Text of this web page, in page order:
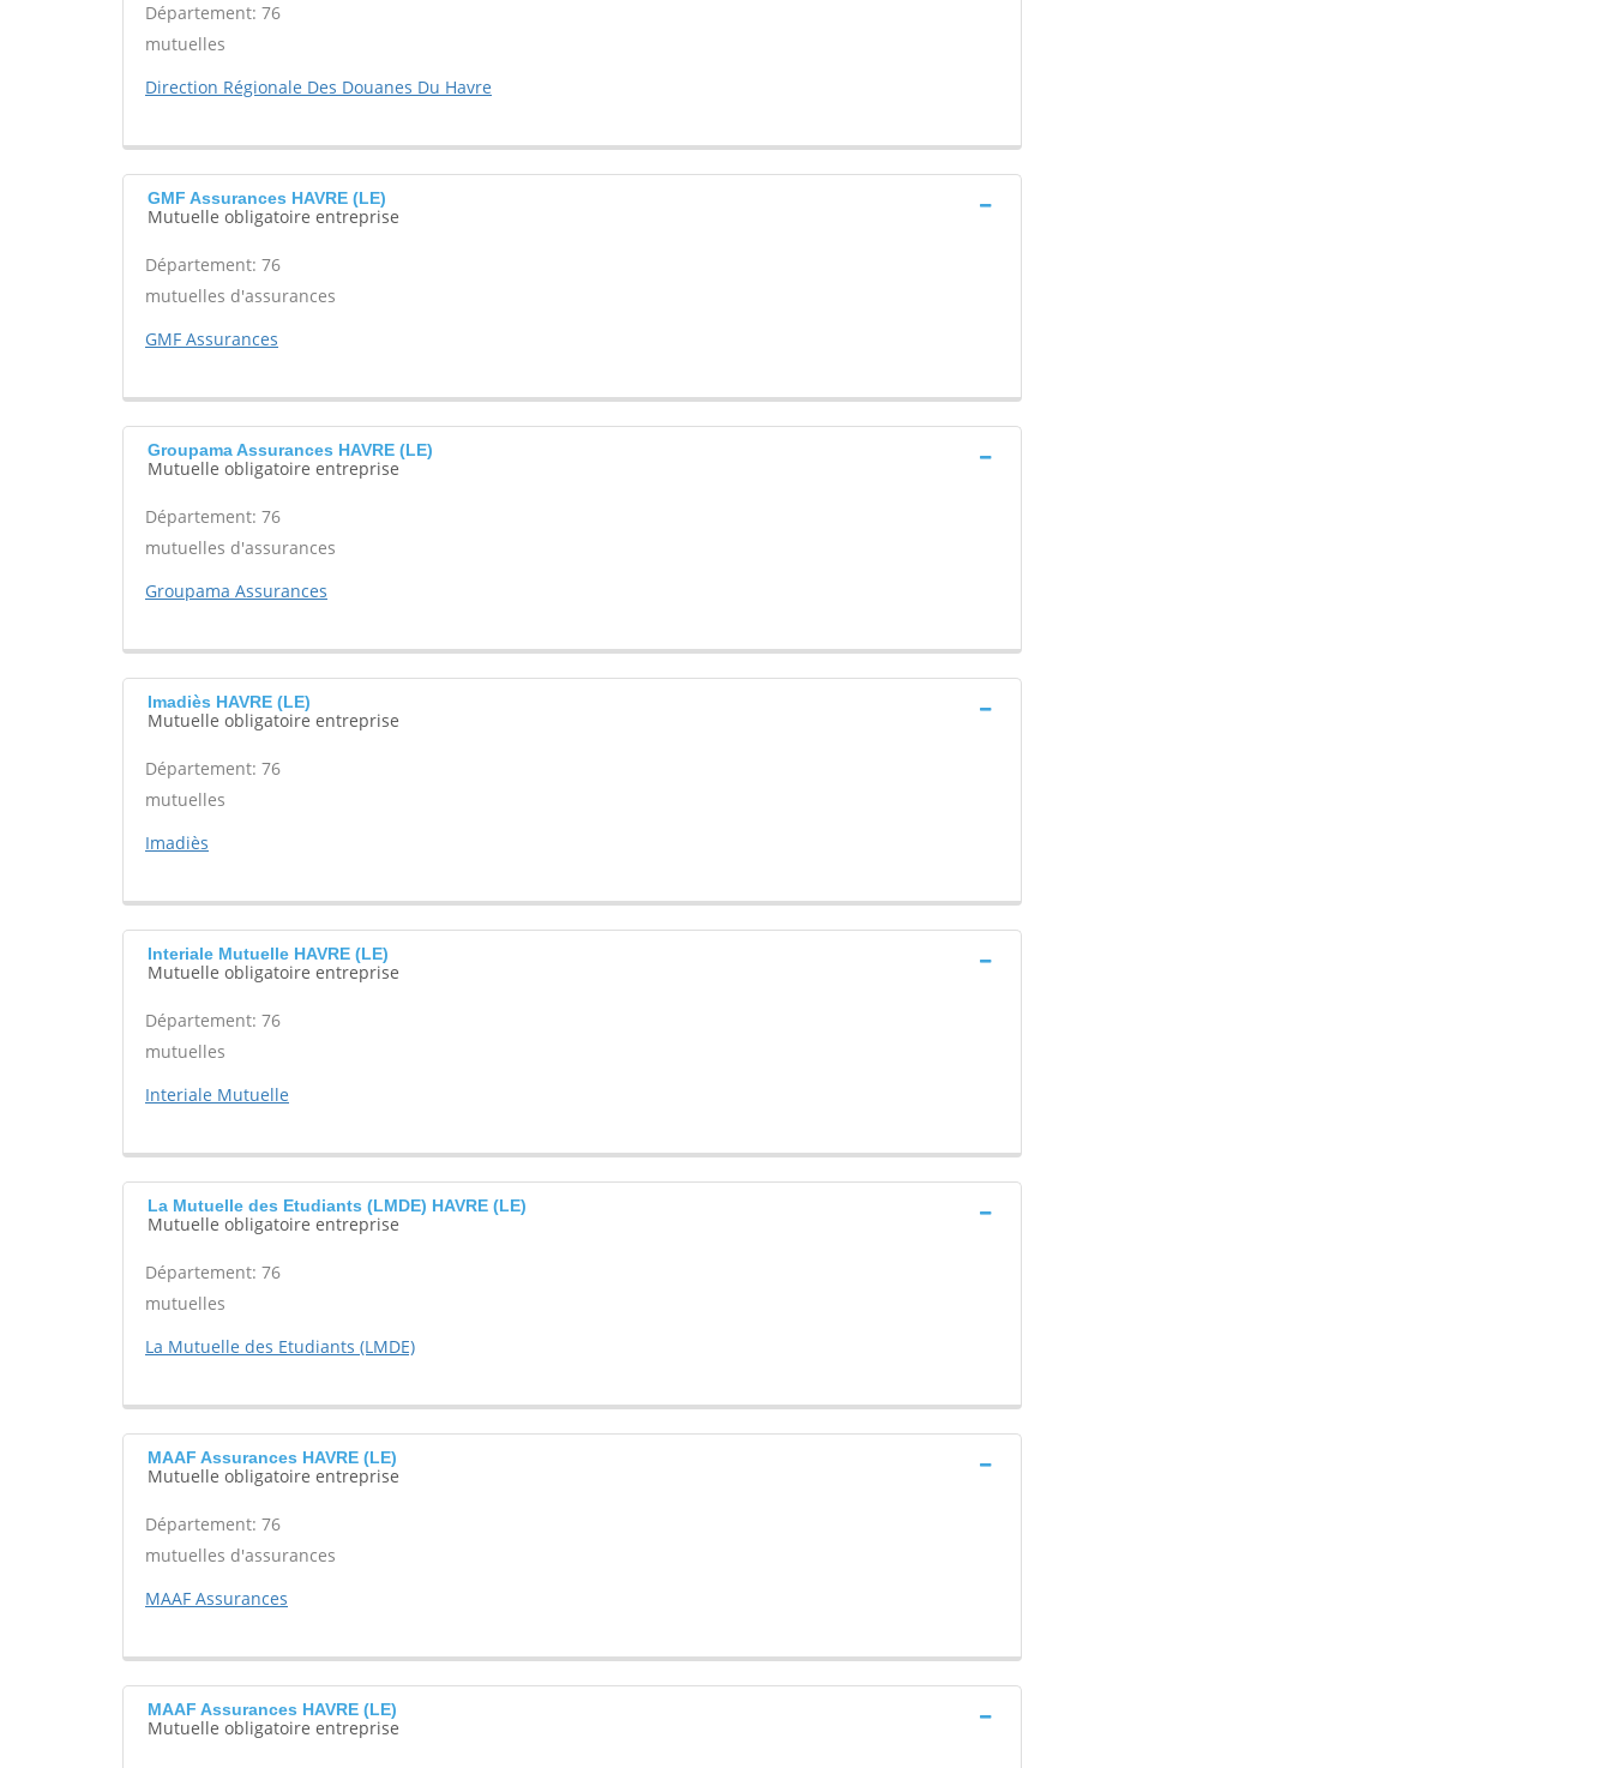
Département: 76
mutuelles
Direction Régionale Des Douanes Du Havre
GMF Assurances HAVRE (LE)
Mutuelle obligatoire entreprise
Département: 76
mutuelles d'assurances
GMF Assurances
Groupama Assurances HAVRE (LE)
Mutuelle obligatoire entreprise
Département: 76
mutuelles d'assurances
Groupama Assurances
Imadiès HAVRE (LE)
Mutuelle obligatoire entreprise
Département: 76
mutuelles
Imadiès
Interiale Mutuelle HAVRE (LE)
Mutuelle obligatoire entreprise
Département: 76
mutuelles
Interiale Mutuelle
La Mutuelle des Etudiants (LMDE) HAVRE (LE)
Mutuelle obligatoire entreprise
Département: 76
mutuelles
La Mutuelle des Etudiants (LMDE)
MAAF Assurances HAVRE (LE)
Mutuelle obligatoire entreprise
Département: 76
mutuelles d'assurances
MAAF Assurances
MAAF Assurances HAVRE (LE)
Mutuelle obligatoire entreprise